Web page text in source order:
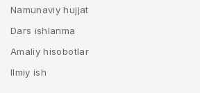
Namunaviy hujjat
Dars ishlanma
Amaliy hisobotlar
Ilmiy ish